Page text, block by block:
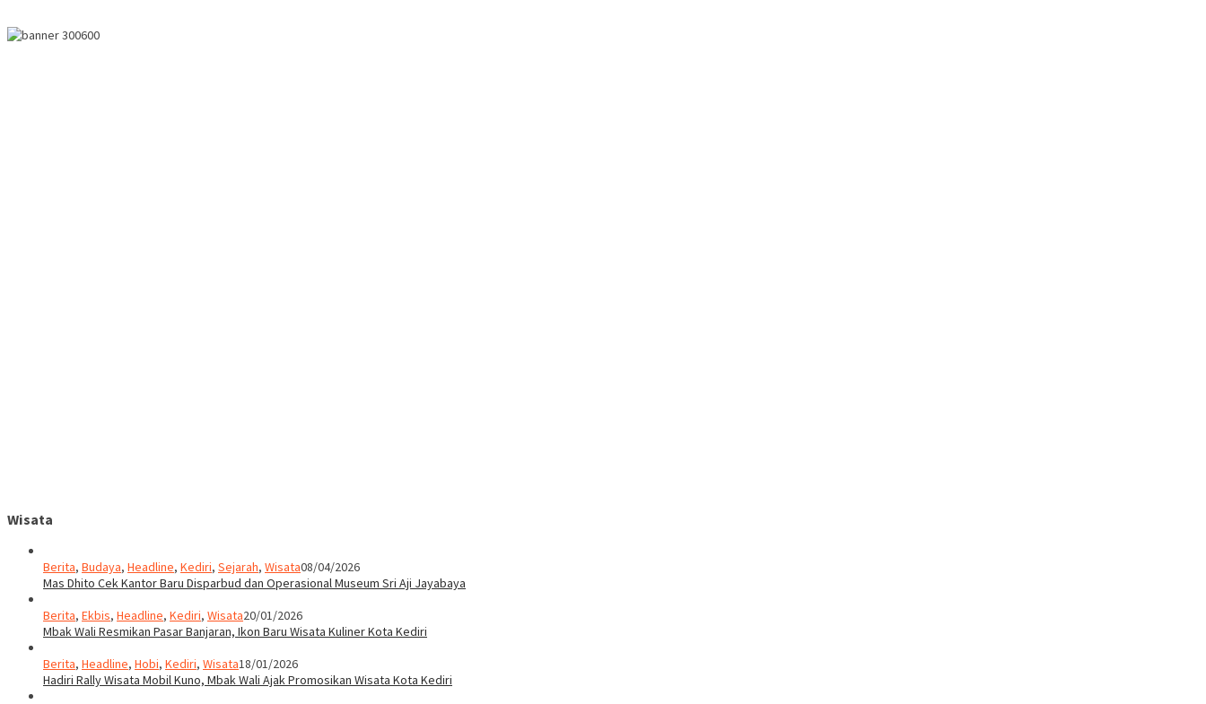
Wisata
Berita, Budaya, Headline, Kediri, Sejarah, Wisata08/04/2026
Mas Dhito Cek Kantor Baru Disparbud dan Operasional Museum Sri Aji Jayabaya
Berita, Ekbis, Headline, Kediri, Wisata20/01/2026
Mbak Wali Resmikan Pasar Banjaran, Ikon Baru Wisata Kuliner Kota Kediri
Berita, Headline, Hobi, Kediri, Wisata18/01/2026
Hadiri Rally Wisata Mobil Kuno, Mbak Wali Ajak Promosikan Wisata Kota Kediri